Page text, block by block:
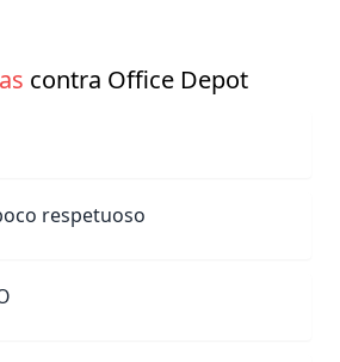
contra Office Depot
respetuoso